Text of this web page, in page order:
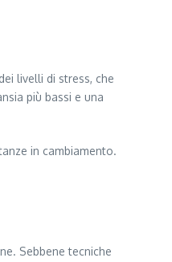
livelli di stress, che
più bassi e una
in cambiamento.
Sebbene tecniche